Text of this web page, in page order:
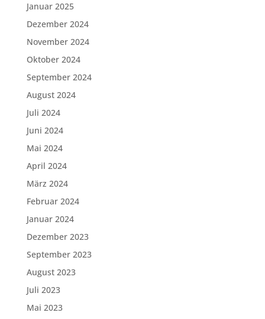
Januar 2025
Dezember 2024
November 2024
Oktober 2024
September 2024
August 2024
Juli 2024
Juni 2024
Mai 2024
April 2024
März 2024
Februar 2024
Januar 2024
Dezember 2023
September 2023
August 2023
Juli 2023
Mai 2023